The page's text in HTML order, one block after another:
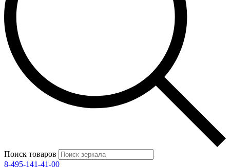
Поиск товаров
8-495-141-41-00